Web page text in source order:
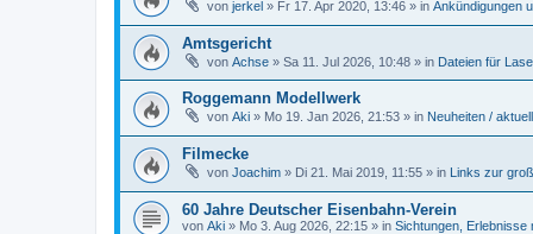
von jerkel » Fr 17. Apr 2020, 13:46 » in Ankündigungen
Amtsgericht
von Achse » Sa 11. Jul 2026, 10:48 » in Dateien für
Roggemann Modellwerk
von Aki » Mo 19. Jan 2026, 21:53 » in Neuheiten /
Filmecke
von Joachim » Di 21. Mai 2019, 11:55 » in Links zur
60 Jahre Deutscher Eisenbahn-Verein
von Aki » Mo 3. Aug 2026, 22:15 » in Sichtungen, Erlebnisse